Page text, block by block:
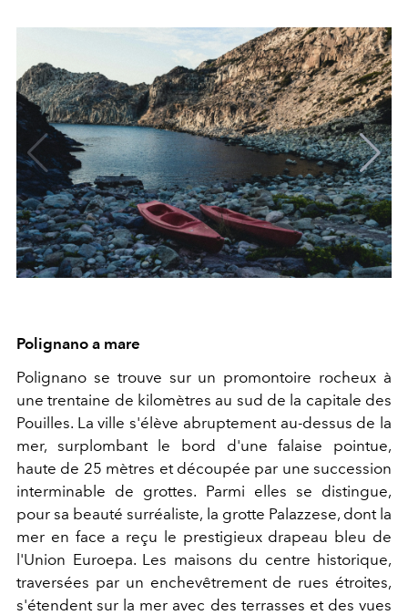
Polignano a mare
Polignano se trouve sur un promontoire rocheux à
une trentaine de kilomètres au sud de la capitale des
Pouilles. La ville s'élève abruptement au-dessus de la
mer, surplombant le bord d'une falaise pointue,
haute de 25 mètres et découpée par une succession
interminable de grottes. Parmi elles se distingue,
pour sa beauté surréaliste, la grotte Palazzese, dont la
mer en face a reçu le prestigieux drapeau bleu de
l'Union Euroepa. Les maisons du centre historique,
traversées par un enchevêtrement de rues étroites,
s'étendent sur la mer avec des terrasses et des vues